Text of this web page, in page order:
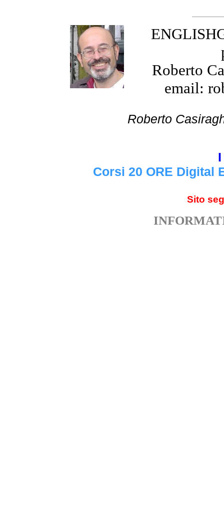
Roberto
email:
Roberto
Corsi 20 ORE Digital
Sito